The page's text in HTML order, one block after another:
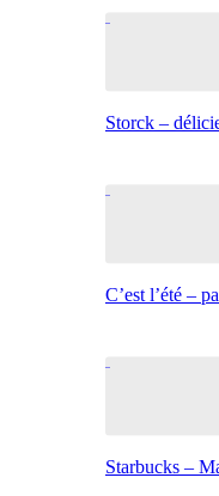
Storck –
C’est l’été –
Starbucks –